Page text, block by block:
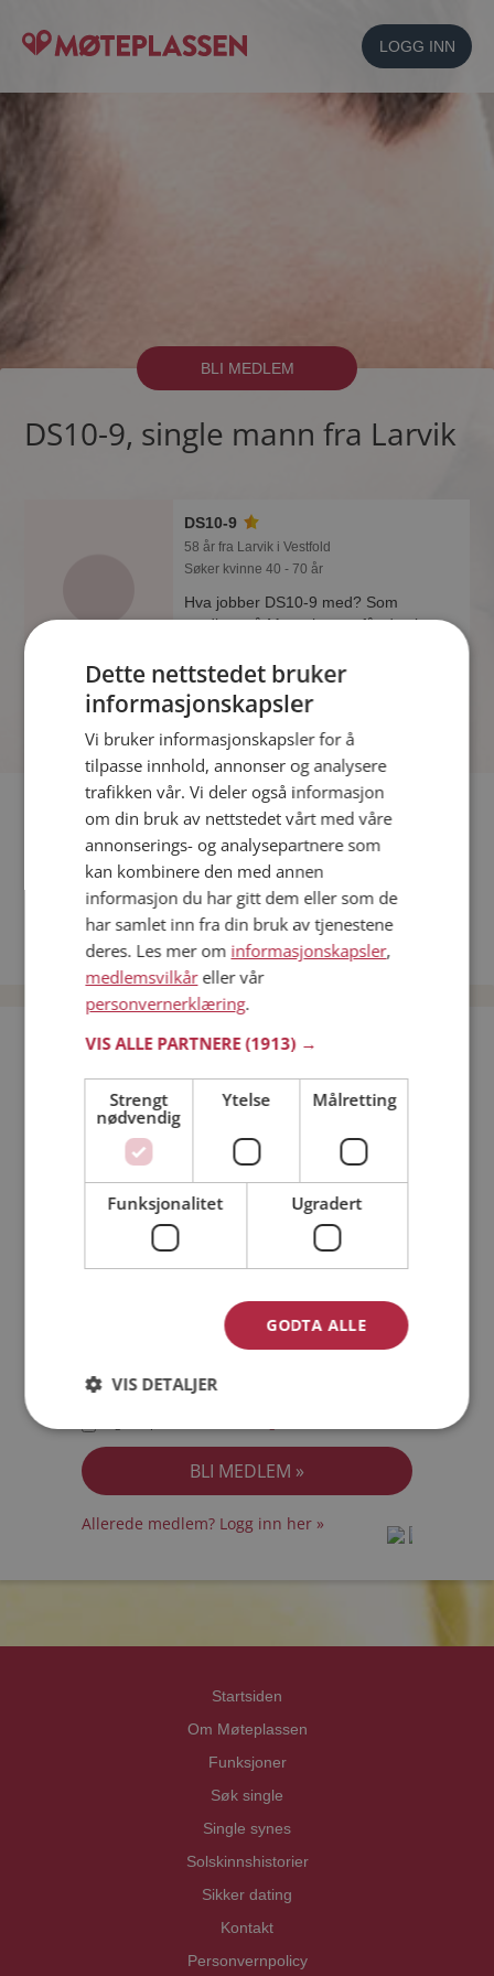
LOGG INN
BLI MEDLEM
DS10-9, single mann fra Larvik
DS10-9
58 år fra Larvik i Vestfold
Søker kvinne 40 - 70 år
Hva jobber DS10-9 med? Som
medlem på Møteplassen får du vite
Fler single
Flere singlemenn fra Larvik: Snill 57,Jo82
Kvinner fra Larvik
Date kvinner i Norge
Date menn i Norge
Bli medlem gratis!
Jeg er en: Kvinne
Min alder:
Jeg akseptererMedlemsvilkårene
Allerede medlem? Logg inn her »
Startsiden
Om Møteplassen
Funksjoner
Søk single
Single synes
Solskinnshistorier
Sikker dating
Kontakt
Personvernpolicy
Dette nettstedet bruker
informasjonskapsler
Vi bruker informasjonskapsler for å
tilpasse innhold, annonser og analysere
trafikken vår. Vi deler også informasjon
om din bruk av nettstedet vårt med våre
annonserings- og analysepartnere som
kan kombinere den med annen
informasjon du har gitt dem eller som de
har samlet inn fra din bruk av tjenestene
deres. Les mer om informasjonskapsler,
medlemsvilkåreller vår
personvernerklæring.
VIS ALLE PARTNERE(1913) →
Strengt
nødvendig
Ytelse Målretting
Funksjonalitet Ugradert
GODTA ALLE
VIS DETALJER